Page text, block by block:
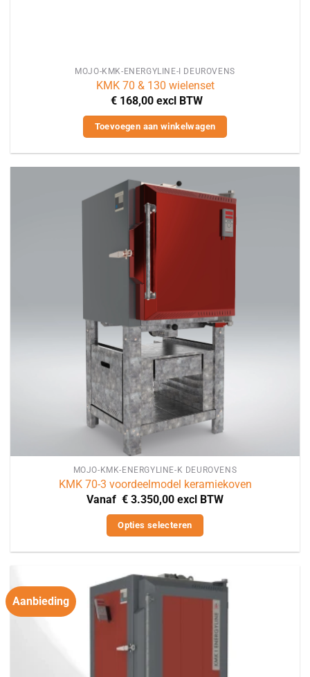
MOJO-KMK-ENERGYLINE-I DEUROVENS
KMK 70 & 130 wielenset
€168,00 excl BTW
Toevoegen aan winkelwagen
MOJO-KMK-ENERGYLINE-K DEUROVENS
KMK 70-3 voordeelmodel keramiekoven
Vanaf € 3.350,00 excl BTW
Opties selecteren
heeft
meerdere
Aanbieding